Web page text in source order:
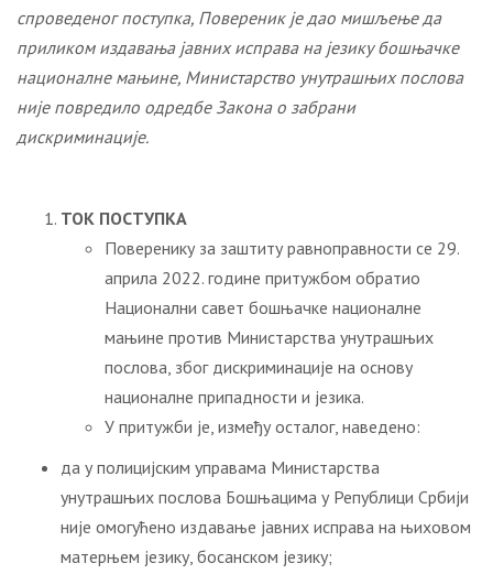
спроведеног поступка, Повереник је дао мишљење да
приликом издавања јавних исправа на језику бошњачке
националне мањине, Министарство унутрашњих послова
није повредило одредбе Закона о забрани
дискриминације.
ТОК ПОСТУПКА
Поверенику за заштиту равноправности се 29.
априла 2022. године притужбом обратио
Национални савет бошњачке националне
мањине против Министарства унутрашњих
послова, због дискриминације на основу
националне припадности и језика.
У притужби је, између осталог, наведено:
да у полицијским управама Министарства
унутрашњих послова Бошњацима у Републици Србији
није омогућено издавање јавних исправа на њиховом
матерњем језику, босанском језику;